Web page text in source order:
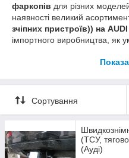
фаркопів для різних
наявності великий
зчіпних пристроїв)) на AUDI
імпортного виробництва, як
знаходите інформацію про
оновлюється). Просимо
телефонами для уточнення
096-097-97-11
Сортування
(ТСУ,
(Ауді)